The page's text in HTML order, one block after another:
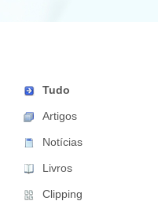
Tudo
Artigos
Notícias
Livros
Clipping